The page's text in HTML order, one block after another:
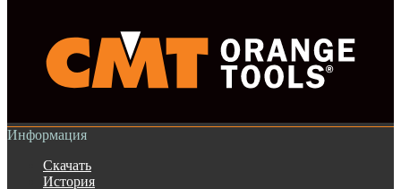
Информация
Скачать
История